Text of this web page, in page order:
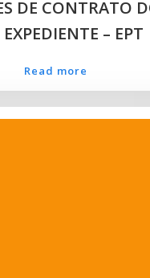
DE CONTRATO
EXPEDIENTE – EPT
Read more